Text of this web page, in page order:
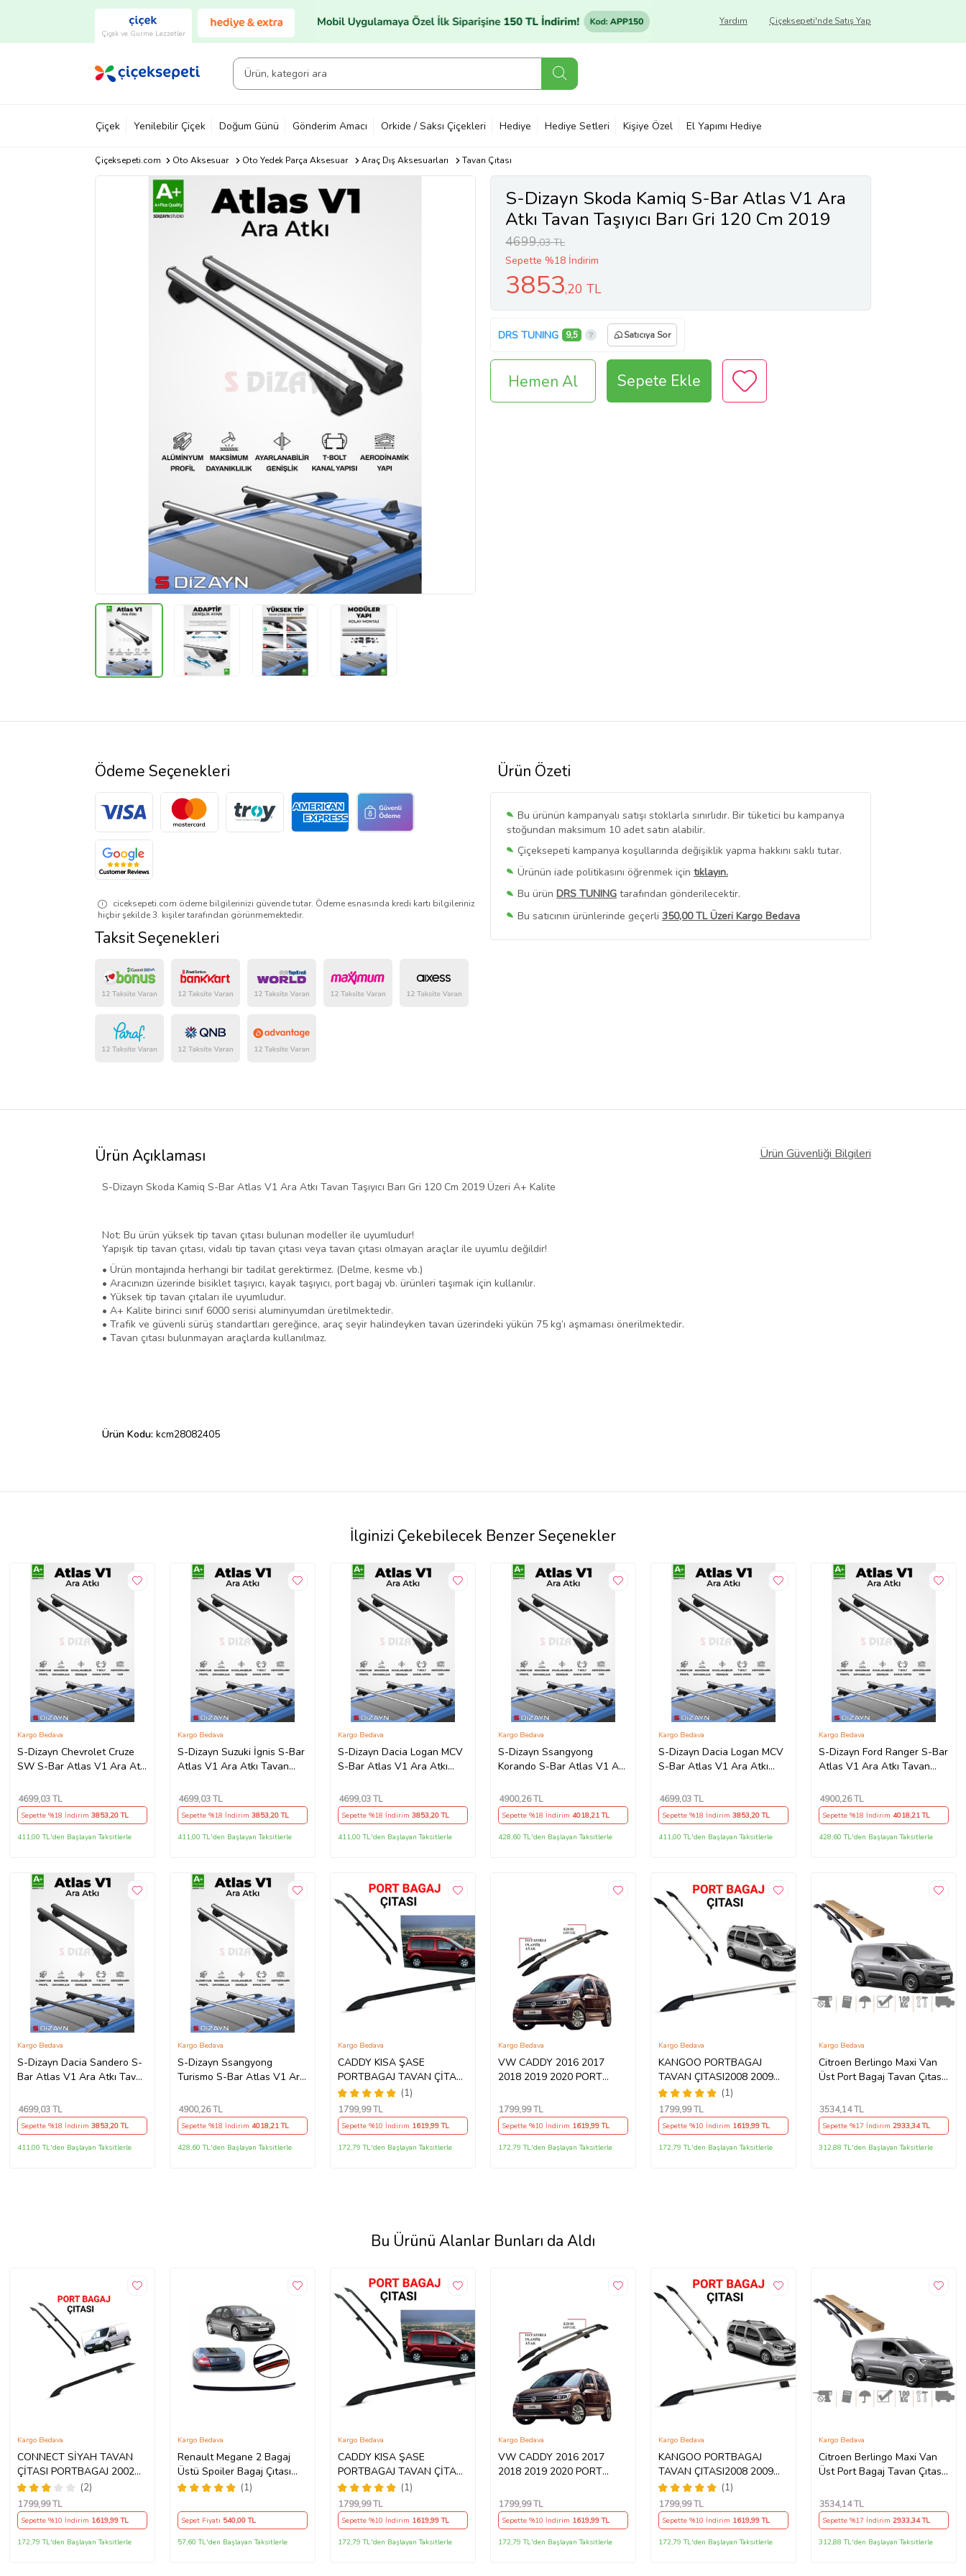
Çiçek ve Gurme Lezzetler
Çiçeksepeti'nde Satış Yap
Yardım
Çiçek Yenilebilir Çiçek Doğum Günü Gönderim Amacı Orkide / Saksı Çiçekleri Hediye Hediye Setleri Kişiye Özel El Yapımı Hediye
Çiçeksepeti.com Oto Aksesuar Oto Yedek Parça Aksesuar Araç Dış Aksesuarları Tavan Çıtası
S-Dizayn Skoda Kamiq S-Bar Atlas V1 Ara
Atkı Tavan Taşıyıcı Barı Gri 120 Cm 2019
Üzeri A+ Kalite
4699,03 TL
Sepette %18 İndirim
3853,20 TL
DRS TUNING 9,5 Satıcıya Sor
Hemen Al Sepete Ekle
Ürün Özeti
Bu ürünün kampanyalı satışı stoklarla sınırlıdır. Bir tüketici bu kampanya
stoğundan maksimum 10 adet satın alabilir.
Çiçeksepeti kampanya koşullarında değişiklik yapma hakkını saklı tutar.
Ürünün iade politikasını öğrenmek için tıklayın.
Bu ürün DRS TUNING tarafından gönderilecektir.
Bu satıcının ürünlerinde geçerli 350,00 TL Üzeri Kargo Bedava
Bu SatıcınınTüm Ürünlerini Görüntüle
Ödeme Seçenekleri
ciceksepeti.com ödeme bilgilerinizi güvende tutar. Ödeme esnasında kredi kartı bilgileriniz
hiçbir şekilde 3. kişiler tarafından görünmemektedir.
Taksit Seçenekleri
Ürün Açıklaması Ürün Güvenliği Bilgileri
S-Dizayn Skoda Kamiq S-Bar Atlas V1 Ara Atkı Tavan Taşıyıcı Barı Gri 120 Cm 2019 Üzeri A+ Kalite
Not: Bu ürün yüksek tip tavan çıtası bulunan modeller ile uyumludur!
Yapışık tip tavan çıtası, vidalı tip tavan çıtası veya tavan çıtası olmayan araçlar ile uyumlu değildir!
• Ürün montajında herhangi bir tadilat gerektirmez. (Delme, kesme vb.)
• Aracınızın üzerinde bisiklet taşıyıcı, kayak taşıyıcı, port bagaj vb. ürünleri taşımak için kullanılır.
• Yüksek tip tavan çıtaları ile uyumludur.
• A+ Kalite birinci sınıf 6000 serisi aluminyumdan üretilmektedir.
• Trafik ve güvenli sürüş standartları gereğince, araç seyir halindeyken tavan üzerindeki yükün 75 kg’ı aşmaması önerilmektedir.
• Tavan çıtası bulunmayan araçlarda kullanılmaz.
Ürün Kodu: kcm28082405
İlginizi Çekebilecek Benzer Seçenekler
S-Dizayn Chevrolet Cruze
SW S-Bar Atlas V1 Ara Atkı
Cm 2011-2016 A+ Kalite
Kargo Bedava
4699,03 TL
Sepette %18 İndirim 3853,20 TL
411,00 TL'den Başlayan Taksitlerle
S-Dizayn Suzuki İgnis S-Bar
Atlas V1 Ara Atkı Tavan
2000-2005 A+ Kalite
Kargo Bedava
4699,03 TL
Sepette %18 İndirim 3853,20 TL
411,00 TL'den Başlayan Taksitlerle
S-Dizayn Dacia Logan MCV
S-Bar Atlas V1 Ara Atkı
Cm 2013-2020 A+ Kalite
Kargo Bedava
4699,03 TL
Sepette %18 İndirim 3853,20 TL
411,00 TL'den Başlayan Taksitlerle
S-Dizayn Ssangyong
Korando S-Bar Atlas V1 Ara
130 Cm 2019 Üzeri A+
Kalite
Kargo Bedava
4900,26 TL
Sepette %18 İndirim 4018,21 TL
428,60 TL'den Başlayan Taksitlerle
S-Dizayn Dacia Logan MCV
S-Bar Atlas V1 Ara Atkı
Cm 2006-2012 A+ Kalite
Kargo Bedava
4699,03 TL
Sepette %18 İndirim3853,20 TL
411,00 TL'den Başlayan Taksitlerle
S-Dizayn Ford Ranger S-Bar
Atlas V1 Ara Atkı Tavan
2012-2022 A+ Kalite
Kargo Bedava
4900,26 TL
Sepette %18 İndirim 4018,21 TL
428,60 TL'den Başlayan Taksitlerle
S-Dizayn Dacia Sandero S-
Bar Atlas V1 Ara Atkı Tavan
2013-2020 A+ Kalite
Kargo Bedava
4699,03 TL
Sepette %18 İndirim 3853,20 TL
411,00 TL'den Başlayan Taksitlerle
S-Dizayn Ssangyong
Turismo S-Bar Atlas V1 Ara
130 Cm 2013-2019 A+
Kalite
Kargo Bedava
4900,26 TL
Sepette %18 İndirim 4018,21 TL
428,60 TL'den Başlayan Taksitlerle
CADDY KISA ŞASE
PORTBAGAJ TAVAN ÇİTASI
SİYAH 2003 2004 2005
2006 2007 2008 2009 2010
(1)
Kargo Bedava
1799,99 TL
Sepette %10 İndirim 1619,99 TL
172,79 TL'den Başlayan Taksitlerle
VW CADDY 2016 2017
2018 2019 2020 PORT
Kargo Bedava
1799,99 TL
Sepette %10 İndirim 1619,99 TL
172,79 TL'den Başlayan Taksitlerle
KANGOO PORTBAGAJ
TAVAN ÇITASI2008 2009
2010 2011 2012 2013 2014
2015 2016 2017 2018 2019
2020
(1)
Kargo Bedava
1799,99 TL
Sepette %10 İndirim 1619,99 TL
172,79 TL'den Başlayan Taksitlerle
Citroen Berlingo Maxi Van
Üst Port Bagaj Tavan Çıtası
Kargo Bedava
3534,14 TL
Sepette %17 İndirim2933,34 TL
312,88 TL'den Başlayan Taksitlerle
Bu Ürünü Alanlar Bunları da Aldı
CONNECT SİYAH TAVAN
ÇİTASI PORTBAGAJ 2002
2003 2004 2005 2006 2007
2008 2009 2010 2011 2012
2013 2014
(2)
Kargo Bedava
1799,99 TL
Sepette %10 İndirim 1619,99 TL
172,79 TL'den Başlayan Taksitlerle
Renault Megane 2 Bagaj
Üstü Spoiler Bagaj Çıtası
Parlak Siyah 115
(1)
Kargo Bedava
Sepet Fiyatı 540,00 TL
57,60 TL'den Başlayan Taksitlerle
CADDY KISA ŞASE
PORTBAGAJ TAVAN ÇİTASI
SİYAH 2003 2004 2005
2006 2007 2008 2009 2010
(1)
Kargo Bedava
1799,99 TL
Sepette %10 İndirim 1619,99 TL
172,79 TL'den Başlayan Taksitlerle
VW CADDY 2016 2017
2018 2019 2020 PORT
Kargo Bedava
1799,99 TL
Sepette %10 İndirim 1619,99 TL
172,79 TL'den Başlayan Taksitlerle
KANGOO PORTBAGAJ
TAVAN ÇITASI2008 2009
2010 2011 2012 2013 2014
2015 2016 2017 2018 2019
2020
(1)
Kargo Bedava
1799,99 TL
Sepette %10 İndirim 1619,99 TL
172,79 TL'den Başlayan Taksitlerle
Citroen Berlingo Maxi Van
Üst Port Bagaj Tavan Çıtası
Kargo Bedava
3534,14 TL
Sepette %17 İndirim2933,34 TL
312,88 TL'den Başlayan Taksitlerle